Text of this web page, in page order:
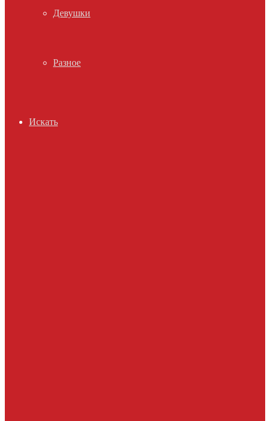
Девушки
Разное
Искать